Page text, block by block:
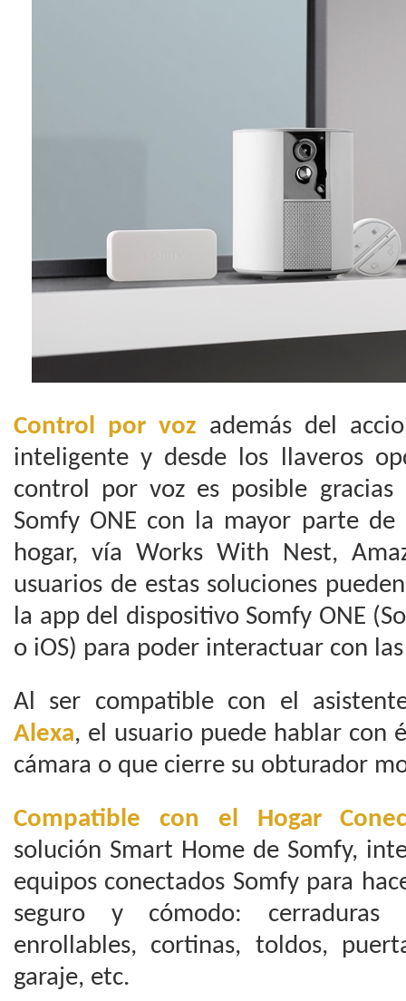
Control por voz además del
inteligente y desde los llaveros
control por voz es posible
Somfy ONE con la mayor parte de
hogar, vía Works With Nest,
usuarios de estas soluciones
la app del dispositivo Somfy ONE
o iOS) para poder interactuar con
Al ser compatible con el
Alexa, el usuario puede hablar con
cámara o que cierre su obturador
Compatible con el Hogar
solución Smart Home de Somfy,
equipos conectados Somfy para
seguro y cómodo: cerraduras
enrollables, cortinas, toldos,
garaje, etc.